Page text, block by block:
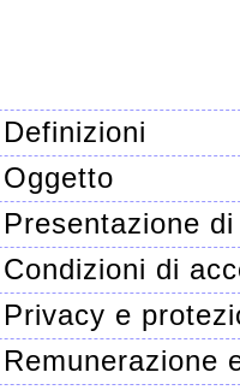
Definizioni
Oggetto
Presentazione
Condizioni di
Privacy e
Remunerazione